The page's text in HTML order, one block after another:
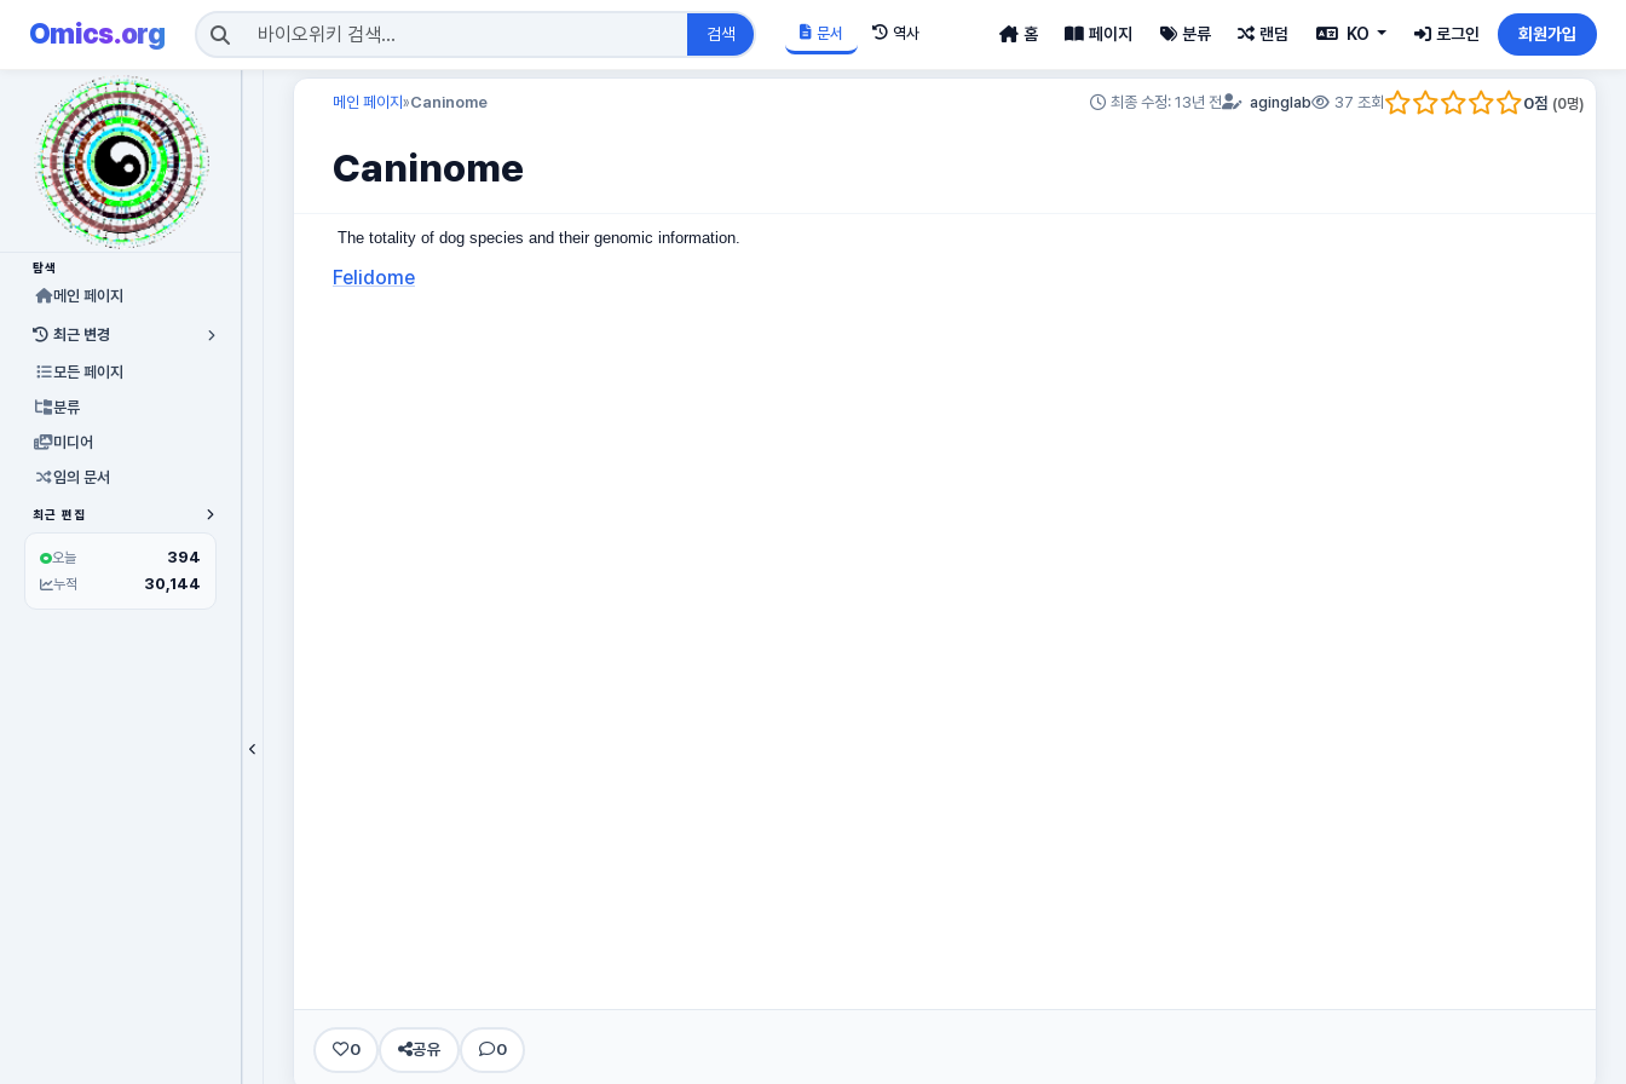
Omics.org 검색 문서 역사 홈 페이지 분류 랜덤 KO 로그인 회원가입
탐색
메인 페이지
최근 변경
모든 페이지
분류
미디어
임의 문서
최근 편집
오늘 394
누적 30,144
메인 페이지 »Caninome 최종 수정: 13년 전 aginglab 37 조회 0점 (0명)
Caninome
The totality of dog species and their genomic information.
Felidome
0 공유 0